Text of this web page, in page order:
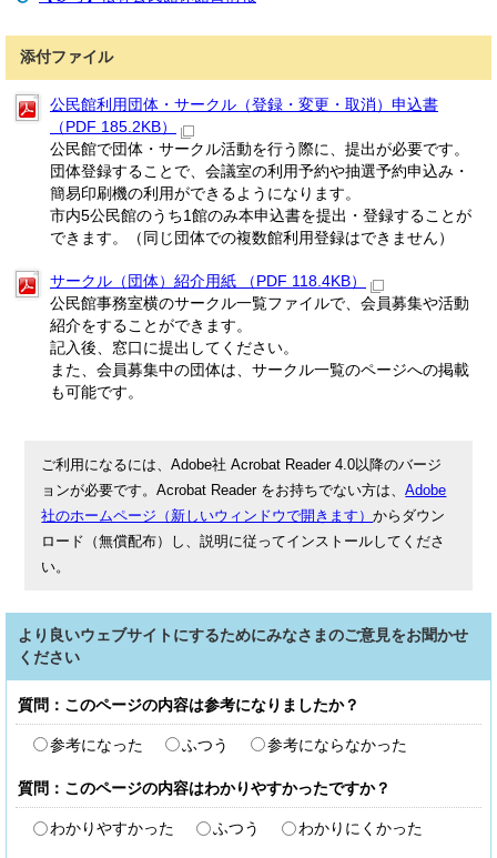
添付ファイル
公民館利用団体・サークル（登録・変更・取消）申込書
（PDF 185.2KB）
公民館で団体・サークル活動を行う際に、提出が必要です。
団体登録することで、会議室の利用予約や抽選予約申込み・
簡易印刷機の利用ができるようになります。
市内5公民館のうち1館のみ本申込書を提出・登録することが
できます。（同じ団体での複数館利用登録はできません）
サークル（団体）紹介用紙 （PDF 118.4KB）
公民館事務室横のサークル一覧ファイルで、会員募集や活動
紹介をすることができます。
記入後、窓口に提出してください。
また、会員募集中の団体は、サークル一覧のページへの掲載
も可能です。
ご利用になるには、Adobe社 Acrobat Reader 4.0以降のバージ
ョンが必要です。Acrobat Reader をお持ちでない方は、Adobe
社のホームページ（新しいウィンドウで開きます）からダウン
ロード（無償配布）し、説明に従ってインストールしてくださ
い。
より良いウェブサイトにするためにみなさまのご意見をお聞かせ
ください
質問：このページの内容は参考になりましたか？
参考になった ふつう 参考にならなかった
質問：このページの内容はわかりやすかったですか？
わかりやすかった ふつう わかりにくかった